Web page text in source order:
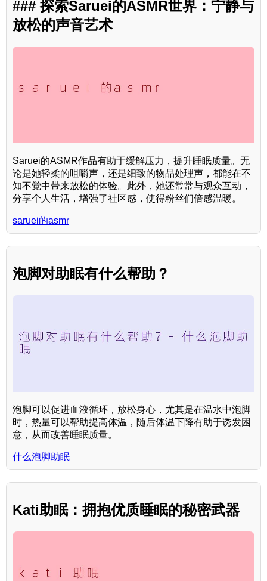
### 探索Saruei的ASMR世界：宁静与
放松的声音艺术
Saruei的ASMR作品有助于缓解压力，提升睡眠质量。无
论是她轻柔的咀嚼声，还是细致的物品处理声，都能在不
知不觉中带来放松的体验。此外，她还常常与观众互动，
分享个人生活，增强了社区感，使得粉丝们倍感温暖。
saruei的asmr
泡脚对助眠有什么帮助？
泡脚可以促进血液循环，放松身心，尤其是在温水中泡脚
时，热量可以帮助提高体温，随后体温下降有助于诱发困
意，从而改善睡眠质量。
什么泡脚助眠
Kati助眠：拥抱优质睡眠的秘密武器